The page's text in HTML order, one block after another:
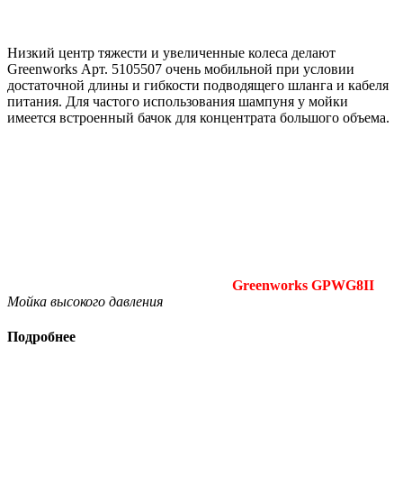
Низкий центр тяжести и увеличенные колеса делают
Greenworks Арт. 5105507 очень мобильной при условии
достаточной длины и гибкости подводящего шланга и кабеля
питания. Для частого использования шампуня у мойки
имеется встроенный бачок для концентрата большого объема.
Greenworks GPWG8II
Мойка высокого давления
Подробнее